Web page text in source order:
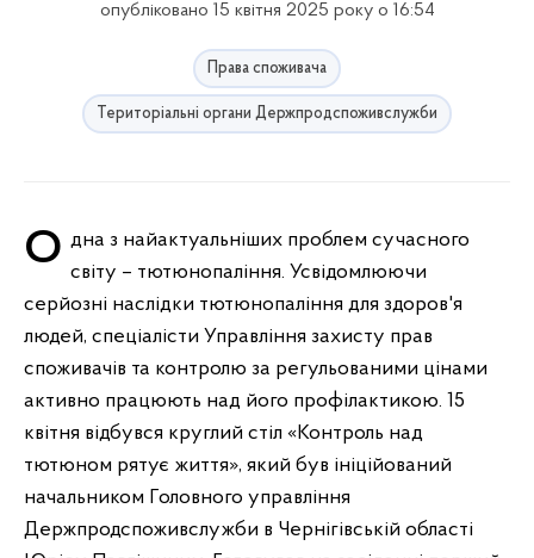
опубліковано 15 квітня 2025 року о 16:54
Права споживача
Територіальні органи Держпродспоживслужби
Одна з найактуальніших проблем сучасного світу – тютюнопаління. Усвідомлюючи
серйозні наслідки тютюнопаління для здоров'я
людей, спеціалісти Управління захисту прав
споживачів та контролю за регульованими цінами
активно працюють над його профілактикою. 15
квітня відбувся круглий стіл «Контроль над
тютюном рятує життя», який був ініційований
начальником Головного управління
Держпродспоживслужби в Чернігівській області